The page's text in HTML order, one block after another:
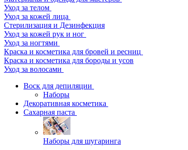
Уход за телом
Уход за кожей лица
Стерилизация и Дезинфекция
Уход за кожей рук и ног
Уход за ногтями
Краска и косметика для бровей и ресниц
Краска и косметика для бороды и усов
Уход за волосами
Воск для депиляции
Наборы
Декоративная косметика
Сахарная паста
Наборы для шугаринга